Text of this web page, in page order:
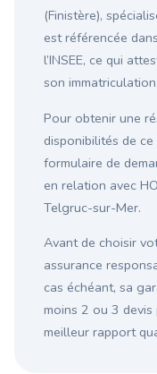
(Finistère),
est référencée
l’INSEE, ce qui
son immatriculation.
Pour obtenir une
disponibilités de
formulaire de
en relation avec
Telgruc-sur-Mer.
Avant de choisir
assurance
cas échéant, sa
moins 2 ou 3 devis
meilleur rapport